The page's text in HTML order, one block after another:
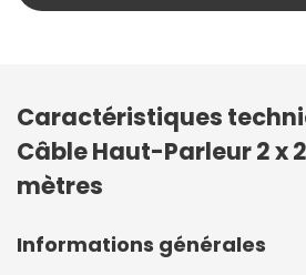
Caractéristiques
Câble Haut-Parleur 2 x
mètres
Informations générales